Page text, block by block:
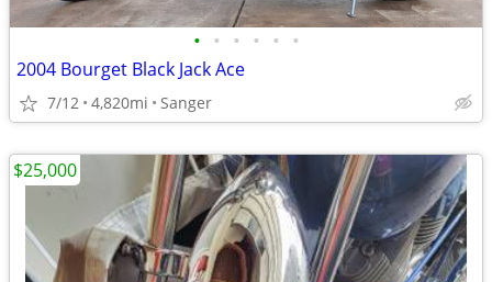
• • • • • •
2004 Bourget Black Jack Ace
7/12 4,820mi Sanger
$25,000